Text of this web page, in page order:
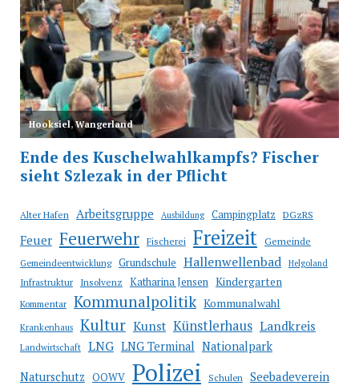
Alter Hafen Arbeitsgruppe Ausbildung Campingplatz DGzRS
Feuer Feuerwehr Fischerei Freizeit Gemeinde
Gemeindeentwicklung Grundschule Hallenwellenbad Helgoland
Infrastruktur Insolvenz Katharina Jensen Kindergarten
Kommentar Kommunalpolitik Kommunalwahl
Krankenhaus Kultur Kunst Künstlerhaus Landkreis
Landwirtschaft LNG LNG Terminal Nationalpark
Naturschutz OOWV Polizei Schulen Seebadeverein